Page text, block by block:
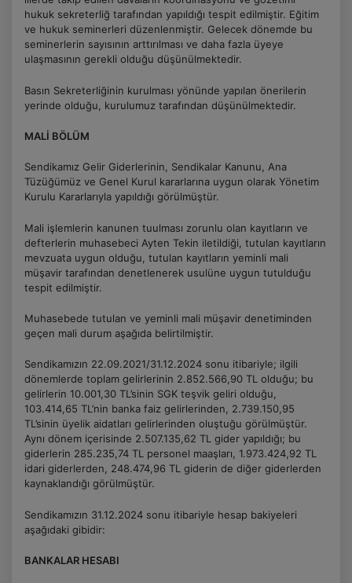
hukuk sekreterliğ tarafından yapıldığı tespit edilmiştir. Eğitim
ve hukuk seminerleri düzenlenmiştir. Gelecek dönemde bu
seminerlerin sayısının arttırılması ve daha fazla üyeye
ulaşmasının gerekli olduğu düşünülmektedir.
Basın Sekreterliğinin kurulması yönünde yapılan önerilerin
yerinde olduğu, kurulumuz tarafından düşünülmektedir.
MALİ BÖLÜM
Sendikamız Gelir Giderlerinin, Sendikalar Kanunu, Ana
Tüzüğümüz ve Genel Kurul kararlarına uygun olarak Yönetim
Kurulu Kararlarıyla yapıldığı görülmüştür.
Mali işlemlerin kanunen tuulması zorunlu olan kayıtların ve
defterlerin muhasebeci Ayten Tekin iletildiği, tutulan kayıtların
mevzuata uygun olduğu, tutulan kayıtların yeminli mali
müşavir tarafından denetlenerek usulüne uygun tutulduğu
tespit edilmiştir.
Muhasebede tutulan ve yeminli mali müşavir denetiminden
geçen mali durum aşağıda belirtilmiştir.
Sendikamızın 22.09.2021/31.12.2024 sonu itibariyle; ilgili
dönemlerde toplam gelirlerinin 2.852.566,90 TL olduğu; bu
gelirlerin 10.001,30 TL’sinin SGK teşvik geliri olduğu,
103.414,65 TL’nin banka faiz gelirlerinden, 2.739.150,95
TL’sinin üyelik aidatları gelirlerinden oluştuğu görülmüştür.
Aynı dönem içerisinde 2.507.135,62 TL gider yapıldığı; bu
giderlerin 285.235,74 TL personel maaşları, 1.973.424,92 TL
idari giderlerden, 248.474,96 TL giderin de diğer giderlerden
kaynaklandığı görülmüştür.
Sendikamızın 31.12.2024 sonu itibariyle hesap bakiyeleri
aşağıdaki gibidir:
BANKALAR HESABI